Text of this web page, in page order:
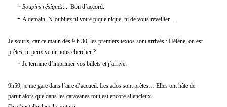
- Soupirs résignés... Bon d’accord.
- A demain. N’oubliez ni votre pique nique, ni de vous réveiller…
Je souris, car ce matin dès 9 h 30, les premiers textos sont arrivés : Hélène, on est
prêtes, tu peux venir nous chercher ?
- Je termine d’imprimer vos billets et j’arrive.
9h59, je me gare dans l’aire d’accueil. Les ados sont prêtes… Elles onthâte de
partir alors que dans les caravanes tout estencore silencieux.